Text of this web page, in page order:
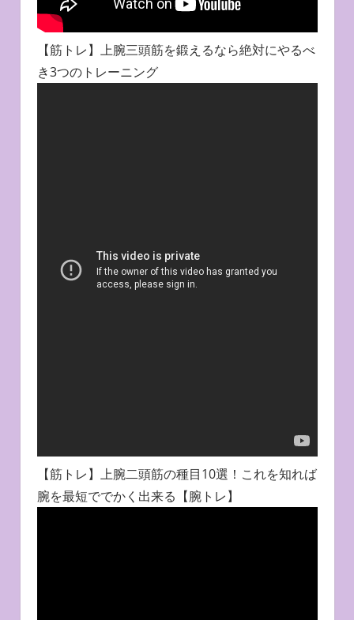
【筋トレ】上腕三頭筋を鍛えるなら絶対にやるべ
き3つのトレーニング
【筋トレ】上腕二頭筋の種目10選！これを知れば
腕を最短ででかく出来る【腕トレ】